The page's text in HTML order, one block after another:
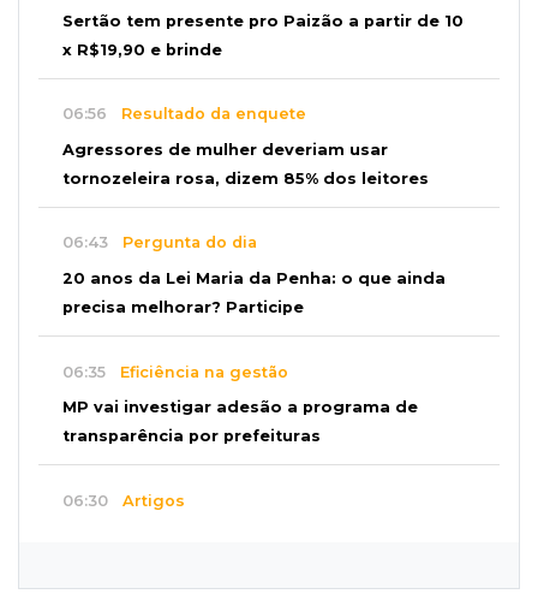
Sertão tem presente pro Paizão a partir de 10
x R$19,90 e brinde
06:56 Resultado da enquete
Agressores de mulher deveriam usar
tornozeleira rosa, dizem 85% dos leitores
06:43 Pergunta do dia
20 anos da Lei Maria da Penha: o que ainda
precisa melhorar? Participe
06:35 Eficiência na gestão
MP vai investigar adesão a programa de
transparência por prefeituras
06:30 Artigos